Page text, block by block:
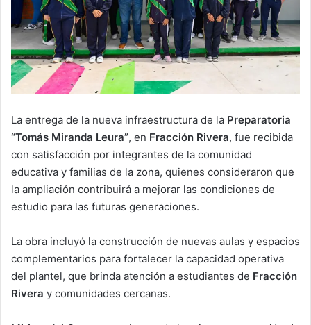
La entrega de la nueva infraestructura de la Preparatoria
“Tomás Miranda Leura”, en Fracción Rivera, fue recibida
con satisfacción por integrantes de la comunidad
educativa y familias de la zona, quienes consideraron que
la ampliación contribuirá a mejorar las condiciones de
estudio para las futuras generaciones.
La obra incluyó la construcción de nuevas aulas y espacios
complementarios para fortalecer la capacidad operativa
del plantel, que brinda atención a estudiantes de Fracción
Rivera y comunidades cercanas.